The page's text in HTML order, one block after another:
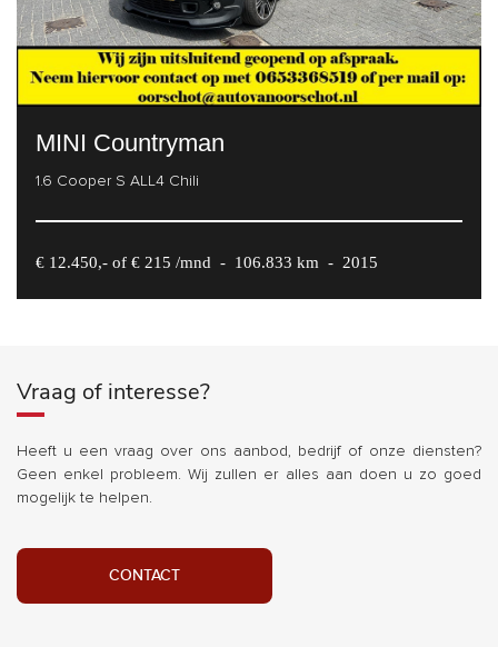
MINI Countryman
1.6 Cooper S ALL4 Chili
€ 12.450,- of € 215 /mnd - 106.833 km - 2015
Vraag of interesse?
Heeft u een vraag over ons aanbod, bedrijf of onze diensten?
Geen enkel probleem. Wij zullen er alles aan doen u zo goed
mogelijk te helpen.
CONTACT